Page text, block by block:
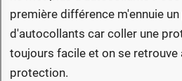
première différence m'ennuie
d'autocollants car coller une
toujours facile et on se retrouve
protection.